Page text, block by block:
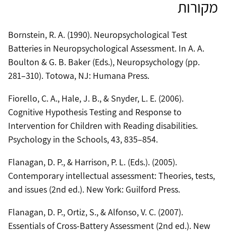
מקורות
Bornstein, R. A. (1990). Neuropsychological Test
Batteries in Neuropsychological Assessment. In A. A.
Boulton & G. B. Baker (Eds.), Neuropsychology (pp.
281–310). Totowa, NJ: Humana Press.
Fiorello, C. A., Hale, J. B., & Snyder, L. E. (2006).
Cognitive Hypothesis Testing and Response to
Intervention for Children with Reading disabilities.
Psychology in the Schools, 43, 835–854.
Flanagan, D. P., & Harrison, P. L. (Eds.). (2005).
Contemporary intellectual assessment: Theories, tests,
and issues (2nd ed.). New York: Guilford Press.
Flanagan, D. P., Ortiz, S., & Alfonso, V. C. (2007).
Essentials of Cross-Battery Assessment (2nd ed.). New